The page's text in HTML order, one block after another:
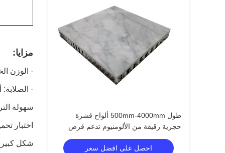
طول 500mm-4000mm ألواح قشرة
حجرية رقيقة من الألومنيوم تدعم قرص
العسل
احصل على افضل سعر
مزايا:
· الوزن الخفيف: 1/3 الوزن الإجمالي
· الصلابة: أقوى 60 مرة
سهولة
اختبار
شكل كبير: